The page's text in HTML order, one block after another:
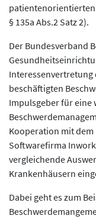
patientenorientierten
§ 135a Abs.2 Satz 2).
Der Bundesverband
beschäftigten
Impulsgeber für eine
Kooperation mit
Softwarefirma
vergleichende
Krankenhäusern
Dabei geht es zum